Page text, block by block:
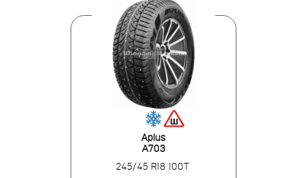
Aplus
A703
245/45 R18 100T